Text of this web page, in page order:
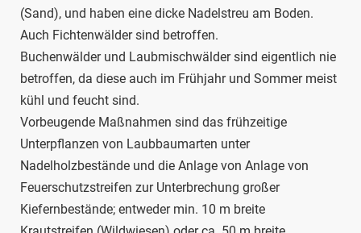
(Sand), und haben eine dicke Nadelstreu am Boden.
Auch Fichtenwälder sind betroffen.
Buchenwälder und Laubmischwälder sind eigentlich nie
betroffen, da diese auch im Frühjahr und Sommer meist
kühl und feucht sind.
Vorbeugende Maßnahmen sind das frühzeitige
Unterpflanzen von Laubbaumarten unter
Nadelholzbestände und die Anlage von Anlage von
Feuerschutzstreifen zur Unterbrechung großer
Kiefernbestände; entweder min. 10 m breite